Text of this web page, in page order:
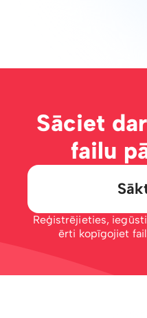
Sāciet
failu
Reģistrējieties,
ērti kopīgojiet